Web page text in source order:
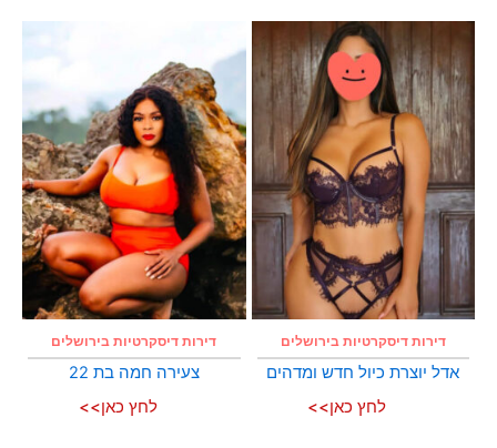
דירות דיסקרטיות בירושלים
אדל יוצרת כיול חדש ומדהים
לחץ כאן>>
דירות דיסקרטיות בירושלים
צעירה חמה בת 22
לחץ כאן>>